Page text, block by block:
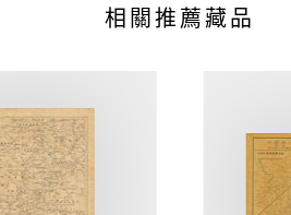
相關推薦藏品